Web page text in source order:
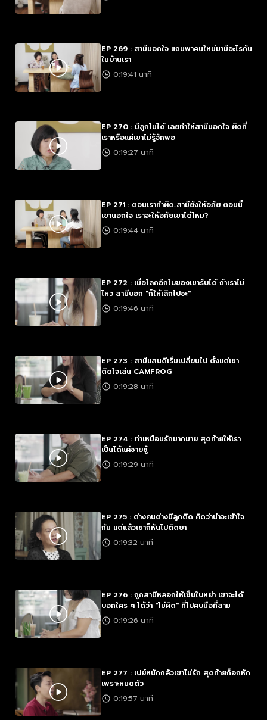
EP 269 : สามีนอกใจ แถมพาคนใหม่มามีอะไรกัน
ในบ้านเรา
0:19:41 นาที
EP 270 : มีลูกไม่ได้ เลยทำให้สามีนอกใจ ผิดที่
เราหรือแค่เขาไม่รู้จักพอ
0:19:27 นาที
EP 271 : ตอนเราทำผิด..สามียังให้อภัย ตอนนี้
เขานอกใจ เราจะให้อภัยเขาได้ไหม?
0:19:44 นาที
EP 272 : เมื่อโลกอีกใบของเขารับได้ ถ้าเราไม่
ไหว สามีบอก "ก็ให้เลิกไปซะ"
0:19:46 นาที
EP 273 : สามีแสนดีเริ่มเปลี่ยนไป ตั้งแต่เขา
ติดใจเล่น CAMFROG
0:19:28 นาที
EP 274 : ทำเหมือนรักมากมาย สุดท้ายให้เรา
เป็นได้แค่ชายชู้
0:19:29 นาที
EP 275 : ต่างคนต่างมีลูกติด คิดว่าน่าจะเข้าใจ
กัน แต่แล้วเขาก็หันไปติดยา
0:19:32 นาที
EP 276 : ถูกสามีหลอกให้เซ็นใบหย่า เขาจะได้
บอกใคร ๆ ได้ว่า "ไม่ผิด" ที่ไปคบมือที่สาม
0:19:26 นาที
EP 277 : เปย์หนักกลัวเขาไม่รัก สุดท้ายก็อกหัก
เพราะหมดตัว
0:19:57 นาที